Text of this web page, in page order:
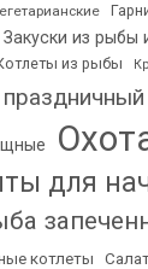
Закуски из рыбы
из рыбы
для
котлеты